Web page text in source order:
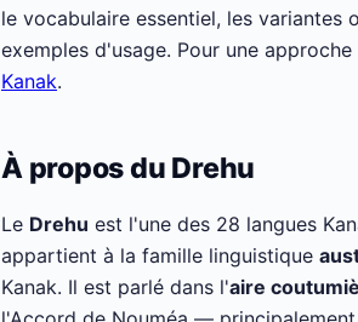
le vocabulaire essentiel, les
exemples d'usage. Pour une
Kanak.
À propos du Drehu
Le Drehu est l'une des 28 langues
appartient à la famille linguistique
Kanak. Il est parlé dans l'aire